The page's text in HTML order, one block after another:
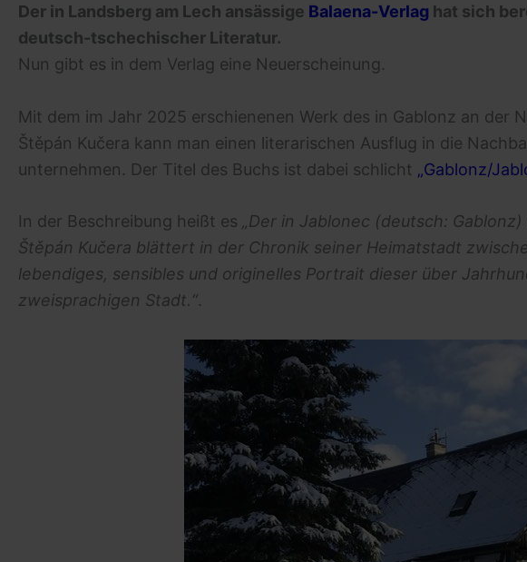
Der in Landsberg am Lech ansässige Balaena-Verlag hat sich
deutsch-tschechischer Literatur.
Nun gibt es in dem Verlag eine Neuerscheinung.
Mit dem im Jahr 2025 erschienenen Werk des in Gablonz an der
Štěpán Kučera kann man einen literarischen Ausflug in die
unternehmen. Der Titel des Buchs ist dabei schlicht „Gablonz/
In der Beschreibung heißt es „Der in Jablonec (deutsch:
Štěpán Kučera blättert in der Chronik seiner Heimatstadt
lebendiges, sensibles und originelles Portrait dieser über
zweisprachigen Stadt.“.